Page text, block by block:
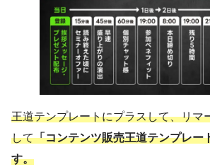
王道テンプレートにプラスして、リマ
して「コンテンツ販売王道テンプレー
す。